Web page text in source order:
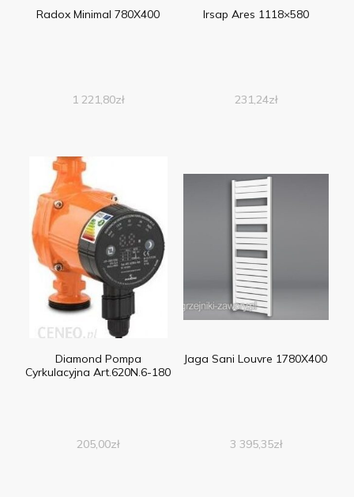
Radox Minimal 780X400
1 221,80zł
Irsap Ares 1118×580
231,24zł
Diamond Pompa
Cyrkulacyjna Art.620N.6-180
205,00zł
Jaga Sani Louvre 1780X400
3 395,35zł